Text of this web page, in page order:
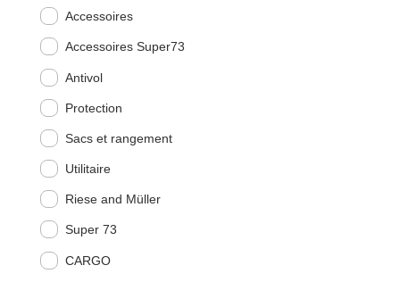
Accessoires
Accessoires Super73
Antivol
Protection
Sacs et rangement
Utilitaire
Riese and Müller
Super 73
CARGO